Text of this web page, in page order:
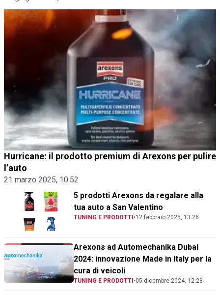
Hurricane: il prodotto premium di Arexons per pulire
l’auto
21 marzo 2025, 10.52
5 prodotti Arexons da regalare alla
tua auto a San Valentino
TUNING E PRODOTTI•12 febbraio 2025, 13.26
Arexons ad Automechanika Dubai
2024: innovazione Made in Italy per la
cura di veicoli
TUNING E PRODOTTI•05 dicembre 2024, 12.28